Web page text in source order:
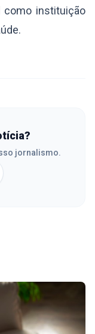
como instituição
jornalismo.